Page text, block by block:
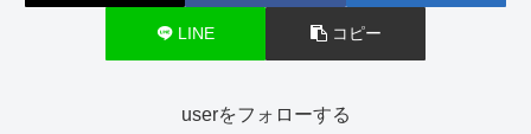
LINE コピー
userをフォローする